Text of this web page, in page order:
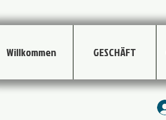
Willkommen GESCHÄFT